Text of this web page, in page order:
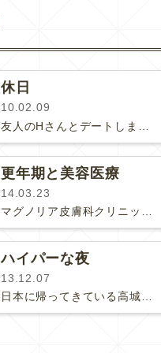
休日
10.02.09
更年期と美容医療
14.03.23
ハイパーな夜
13.12.07
日本に帰ってきている高城剛さんを囲んでの食事会。高城さんは頭の中が素晴らしく整理された方で頭の回転の良さと豊富な知識には驚愕しま…